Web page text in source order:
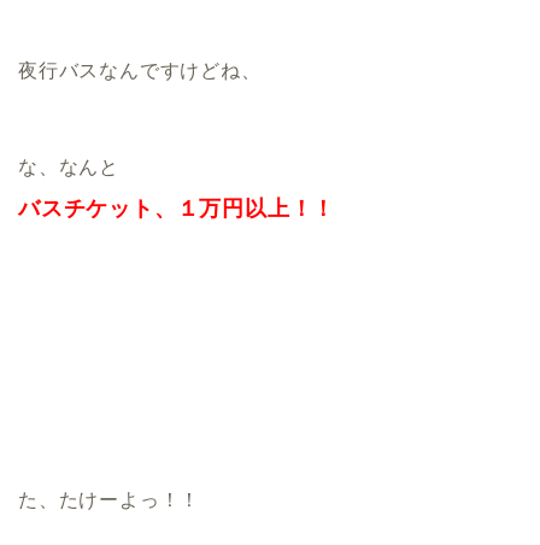
夜行バスなんですけどね、
な、なんと
バスチケット、１万円以上！！
た、たけーよっ！！